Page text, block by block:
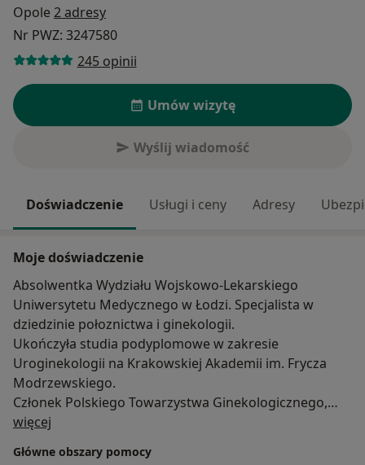
Opole 2 adresy
Nr PWZ: 3247580
245 opinii
Umów wizytę
Wyślij wiadomość
Doświadczenie Usługi i ceny Adresy
Moje doświadczenie
Absolwentka Wydziału Wojskowo-Lekarskiego
Uniwersytetu Medycznego w Łodzi. Specjalista w
dziedzinie połoznictwa i ginekologii.
Ukończyła studia podyplomowe w zakresie
Uroginekologii na Krakowskiej Akademii im. Frycza
Modrzewskiego.
Członek Polskiego Towarzystwa Ginekologicznego,
International Society of Ultrasound in Obstetrics and
Gynecology oraz European Network of Trainees in
Obstetrics and Gynaecology. Posiada certyfikat Sekcji
więcej
Główne obszary pomocy